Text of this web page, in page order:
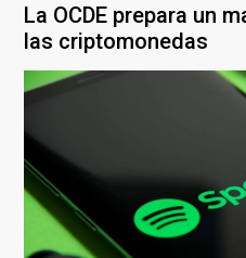
La OCDE prepara un
las criptomonedas